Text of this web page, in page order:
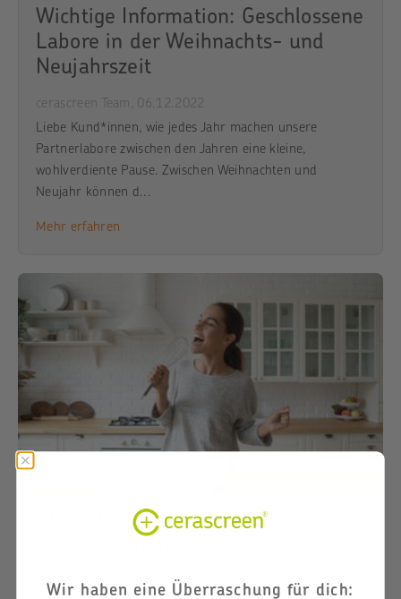
Wichtige Information: Geschlossene
Labore in der Weihnachts- und
Neujahrszeit
cerascreen Team, 06.12.2022
Liebe Kund*innen, wie jedes Jahr machen unsere
Partnerlabore zwischen den Jahren eine kleine,
wohlverdiente Pause. Zwischen Weihnachten und
Neujahr können d...
Mehr erfahren
Stimmtraining: 5 Tipps gegen eine
heisere Stimme
13.09.2021
Wir haben eine Überraschung für dich: